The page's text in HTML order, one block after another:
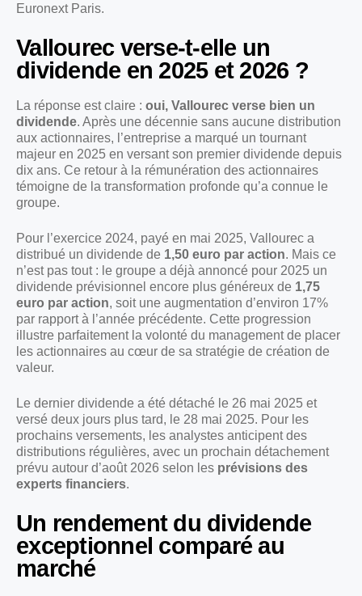
Euronext Paris.
Vallourec verse-t-elle un
dividende en 2025 et 2026 ?
La réponse est claire : oui, Vallourec verse bien un
dividende. Après une décennie sans aucune distribution
aux actionnaires, l’entreprise a marqué un tournant
majeur en 2025 en versant son premier dividende depuis
dix ans. Ce retour à la rémunération des actionnaires
témoigne de la transformation profonde qu’a connue le
groupe.
Pour l’exercice 2024, payé en mai 2025, Vallourec a
distribué un dividende de 1,50 euro par action. Mais ce
n’est pas tout : le groupe a déjà annoncé pour 2025 un
dividende prévisionnel encore plus généreux de 1,75
euro par action, soit une augmentation d’environ 17%
par rapport à l’année précédente. Cette progression
illustre parfaitement la volonté du management de placer
les actionnaires au cœur de sa stratégie de création de
valeur.
Le dernier dividende a été détaché le 26 mai 2025 et
versé deux jours plus tard, le 28 mai 2025. Pour les
prochains versements, les analystes anticipent des
distributions régulières, avec un prochain détachement
prévu autour d’août 2026 selon les prévisions des
experts financiers.
Un rendement du dividende
exceptionnel comparé au
marché